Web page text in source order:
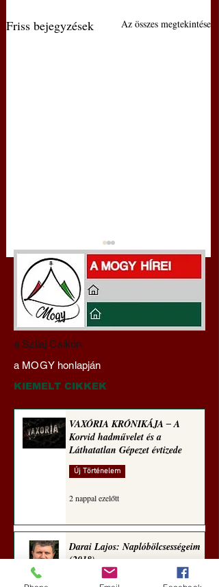
Friss bejegyzések Az összes megtekintése
Pokol prof 4x ‒ Tiszás
szakértelem ‒ Háromféle
módon közelít
egetrengető
Hedvig posztajánlója)
a Szilaj Csikón
a MOGY honlapján
KIEMELT CIKKEK
VAXÓRIA KRÓNIKÁJA ‒ A
Korvid hadművelet és a
Láthatatlan Gépezet évtizede
Új Történelem
2 nappal ezelőtt
Darai Lajos: Naplóbölcsességeim
(2018)